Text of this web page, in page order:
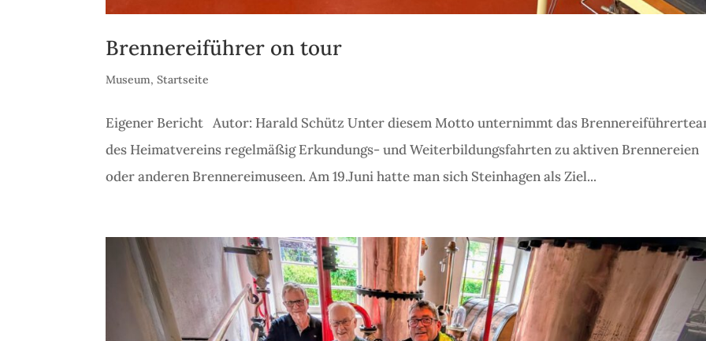
Brennereiführer on tour
Museum,Startseite
Eigener Bericht Autor: Harald Schütz Unter diesem Motto unternimmt das
des Heimatvereins regelmäßig Erkundungs- und Weiterbildungsfahrten zu aktiven Brennereien
oder anderen Brennereimuseen. Am 19.Juni hatte man sich Steinhagen als Ziel...